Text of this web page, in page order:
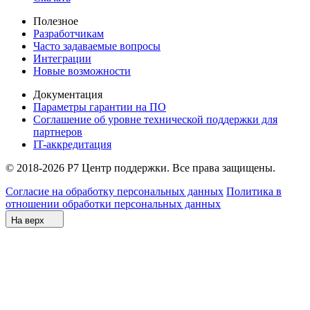
Полезное
Разработчикам
Часто задаваемые вопросы
Интеграции
Новые возможности
Документация
Параметры гарантии на ПО
Соглашение об уровне технической поддержки для
партнеров
IT-аккредитация
© 2018-2026 Р7 Центр поддержки. Все права защищены.
Согласие на обработку персональных данных Политика в
отношении обработки персональных данных
На верх